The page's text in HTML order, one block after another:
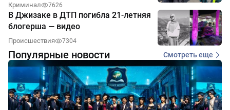
Криминал 7626
В Джизаке в ДТП погибла 21-летняя
блогерша — видео
Происшествия 7304
Популярные новости Смотреть еще